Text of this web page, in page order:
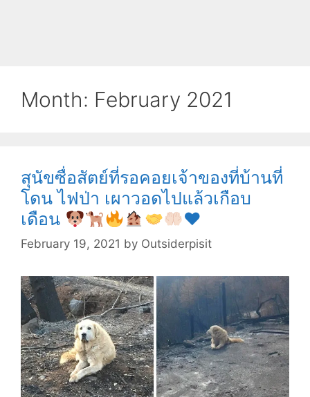
Month: February 2021
สุนัขซื่อสัตย์ที่รอคอยเจ้าของที่บ้านที่
โดน ไฟป่า เผาวอดไปแล้วเกือบ
เดือน
♥️
February 19, 2021 by Outsiderpisit